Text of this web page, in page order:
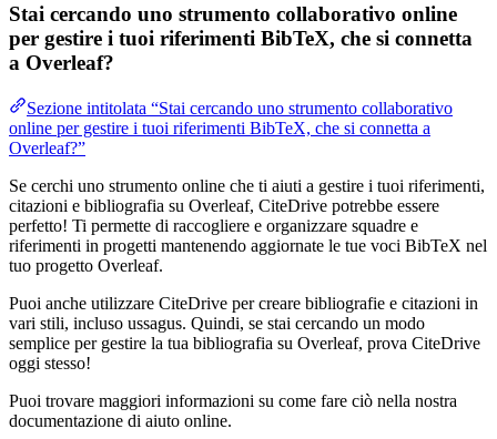
Stai cercando uno strumento collaborativo online
per gestire i tuoi riferimenti BibTeX, che si connetta
a Overleaf?
Sezione intitolata “Stai cercando uno strumento collaborativo
online per gestire i tuoi riferimenti BibTeX, che si connetta a
Overleaf?”
Se cerchi uno strumento online che ti aiuti a gestire i tuoi riferimenti,
citazioni e bibliografia su Overleaf, CiteDrive potrebbe essere
perfetto! Ti permette di raccogliere e organizzare squadre e
riferimenti in progetti mantenendo aggiornate le tue voci BibTeX nel
tuo progetto Overleaf.
Puoi anche utilizzare CiteDrive per creare bibliografie e citazioni in
vari stili, incluso ussagus. Quindi, se stai cercando un modo
semplice per gestire la tua bibliografia su Overleaf, prova CiteDrive
oggi stesso!
Puoi trovare maggiori informazioni su come fare ciò nella nostra
documentazione di aiuto online.